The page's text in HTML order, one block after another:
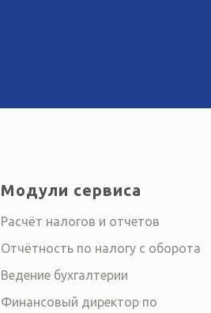
Модули сервиса
Расчёт налогов и отчетов
Отчётность по налогу с оборота
Ведение бухгалтерии
Финансовый директор по